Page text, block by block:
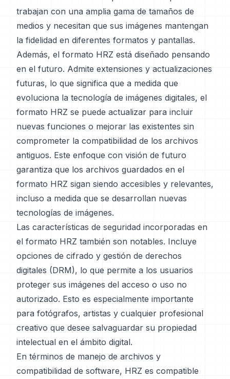
trabajan con una amplia gama de tamaños de
medios y necesitan que sus imágenes mantengan
la fidelidad en diferentes formatos y pantallas.
Además, el formato HRZ está diseñado pensando
en el futuro. Admite extensiones y actualizaciones
futuras, lo que significa que a medida que
evoluciona la tecnología de imágenes digitales, el
formato HRZ se puede actualizar para incluir
nuevas funciones o mejorar las existentes sin
comprometer la compatibilidad de los archivos
antiguos. Este enfoque con visión de futuro
garantiza que los archivos guardados en el
formato HRZ sigan siendo accesibles y relevantes,
incluso a medida que se desarrollan nuevas
tecnologías de imágenes.
Las características de seguridad incorporadas en
el formato HRZ también son notables. Incluye
opciones de cifrado y gestión de derechos
digitales (DRM), lo que permite a los usuarios
proteger sus imágenes del acceso o uso no
autorizado. Esto es especialmente importante
para fotógrafos, artistas y cualquier profesional
creativo que desee salvaguardar su propiedad
intelectual en el ámbito digital.
En términos de manejo de archivos y
compatibilidad de software, HRZ es compatible